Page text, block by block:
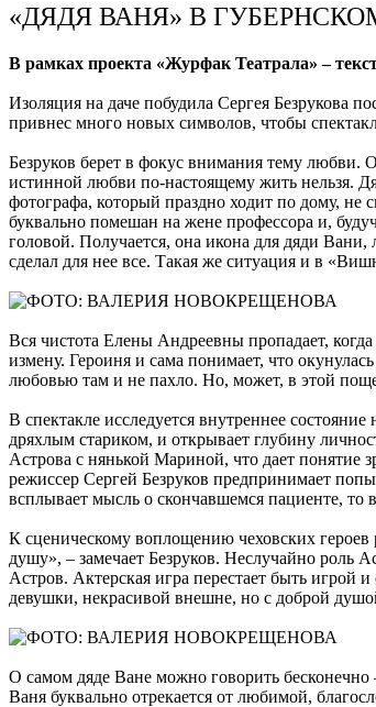
«ДЯДЯ ВАНЯ» В
В рамках проекта «Журфак Театрала» –
Изоляция на даче побудила Сергея Безрукова
привнес много новых символов, чтобы
Безруков берет в фокус внимания тему любви.
истинной любви по-настоящему жить нельзя.
фотографа, который праздно ходит по дому,
буквально помешан на жене профессора и,
головой. Получается, она икона для дяди
сделал для нее все. Такая же ситуация и в
Вся чистота Елены Андреевны пропадает,
измену. Героиня и сама понимает, что
любовью там и не пахло. Но, может, в этой
В спектакле исследуется внутреннее
дряхлым стариком, и открывает глубину
Астрова с нянькой Мариной, что дает понятие
режиссер Сергей Безруков предпринимает
всплывает мысль о скончавшемся пациенте, то
К сценическому воплощению чеховских героев
душу», – замечает Безруков. Неслучайно роль
Астров. Актерская игра перестает быть игрой
девушки, некрасивой внешне, но с доброй
О самом дяде Ване можно говорить бесконечно
Ваня буквально отрекается от любимой,